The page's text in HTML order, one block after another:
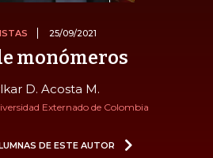
25/09/2021
monómeros
D. Acosta M.
Externado de Colombia
DE ESTE AUTOR